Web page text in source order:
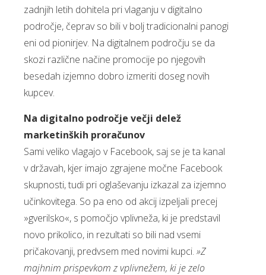
zadnjih letih dohitela pri vlaganju v digitalno
področje, čeprav so bili v bolj tradicionalni panogi
eni od pionirjev. Na digitalnem področju se da
skozi različne načine promocije po njegovih
besedah izjemno dobro izmeriti doseg novih
kupcev.
Na digitalno področje večji delež
marketinških proračunov
Sami veliko vlagajo v Facebook, saj se je ta kanal
v državah, kjer imajo zgrajene močne Facebook
skupnosti, tudi pri oglaševanju izkazal za izjemno
učinkovitega. So pa eno od akcij izpeljali precej
»gverilsko«, s pomočjo vplivneža, ki je predstavil
novo prikolico, in rezultati so bili nad vsemi
pričakovanji, predvsem med novimi kupci. »Z
majhnim prispevkom z vplivnežem, ki je zelo